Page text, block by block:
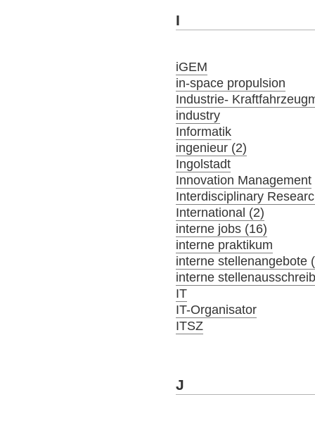
I
iGEM
in-space propulsion
Industrie-
industry
Informatik
ingenieur (2)
Ingolstadt
Innovation Management
Interdisciplinary
International (2)
interne jobs (16)
interne praktikum
interne stellenangebote
interne
IT
IT-Organisator
ITSZ
J